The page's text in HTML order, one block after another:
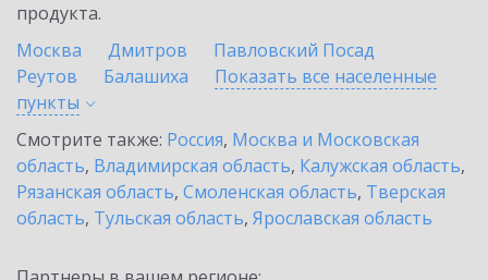
продукта.
Москва
Дмитров
Павловский Посад
Реутов
Балашиха
Показать все населенные
пункты
Смотрите также: Россия, Москва и Московская
область, Владимирская область, Калужская область,
Рязанская область, Смоленская область, Тверская
область, Тульская область, Ярославская область